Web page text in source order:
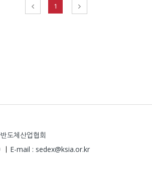
1
도체산업협회
E-mail : sedex@ksia.or.kr